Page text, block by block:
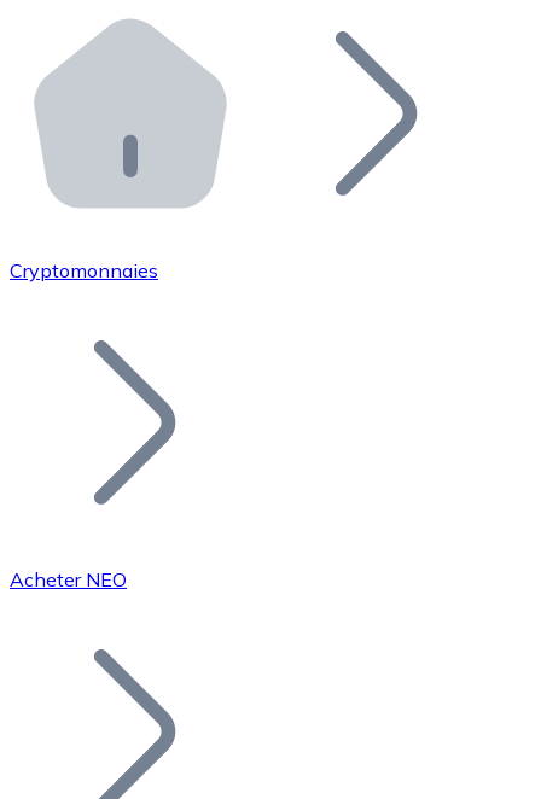
Distributeurs automatiques Bitnovo
Intégrez un ATM Bitnovo dans votre entreprise et
API Bitnovo
Intégrez notre API dans votre écosystème.
Rejoignez notre réseau de distributeurs et
Ajoutez le token de votre projet à notre service
Bitcoin
Cryptomonnaies
Acheter NEO